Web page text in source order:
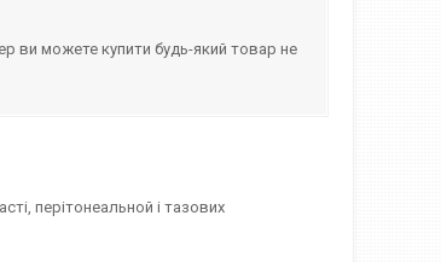
ви можете купити будь-який товар не
перітонеальной і тазових